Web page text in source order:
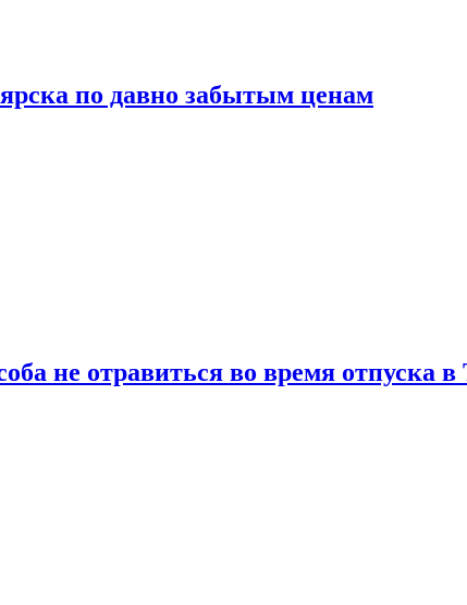
по давно забытым ценам
не отравиться во время отпуска в